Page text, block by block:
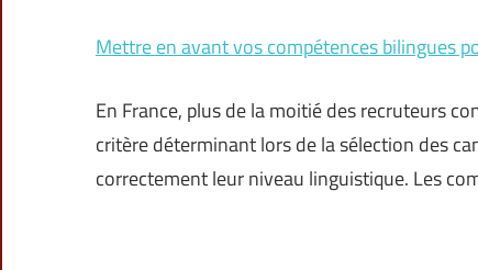
Mettre en avant vos compétences bilingues
En France, plus de la moitié des recruteurs
critère déterminant lors de la sélection des
correctement leur niveau linguistique. Les